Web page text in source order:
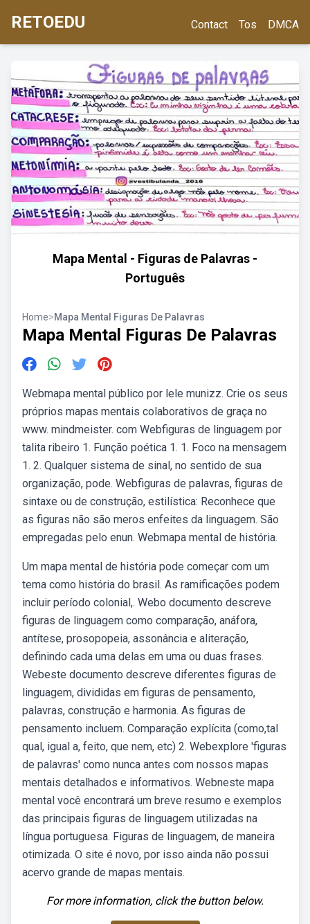
RETOEDU Contact Tos DMCA
Mapa Mental - Figuras de Palavras -
Português
Home>Mapa Mental Figuras De Palavras
Mapa Mental Figuras De Palavras
Webmapa mental público por lele munizz. Crie os seus
próprios mapas mentais colaborativos de graça no
www. mindmeister. com Webfiguras de linguagem por
talita ribeiro 1. Função poética 1. 1. Foco na mensagem
1. 2. Qualquer sistema de sinal, no sentido de sua
organização, pode. Webfiguras de palavras, figuras de
sintaxe ou de construção, estilística: Reconhece que
as figuras não são meros enfeites da linguagem. São
empregadas pelo enun. Webmapa mental de história.
Um mapa mental de história pode começar com um
tema como história do brasil. As ramificações podem
incluir período colonial,. Webo documento descreve
figuras de linguagem como comparação, anáfora,
antítese, prosopopeia, assonância e aliteração,
definindo cada uma delas em uma ou duas frases.
Webeste documento descreve diferentes figuras de
linguagem, divididas em figuras de pensamento,
palavras, construção e harmonia. As figuras de
pensamento incluem. Comparação explícita (como,tal
qual, igual a, feito, que nem, etc) 2. Webexplore 'figuras
de palavras' como nunca antes com nossos mapas
mentais detalhados e informativos. Webneste mapa
mental você encontrará um breve resumo e exemplos
das principais figuras de linguagem utilizadas na
língua portuguesa. Figuras de linguagem, de maneira
otimizada. O site é novo, por isso ainda não possui
acervo grande de mapas mentais.
For more information, click the button below.